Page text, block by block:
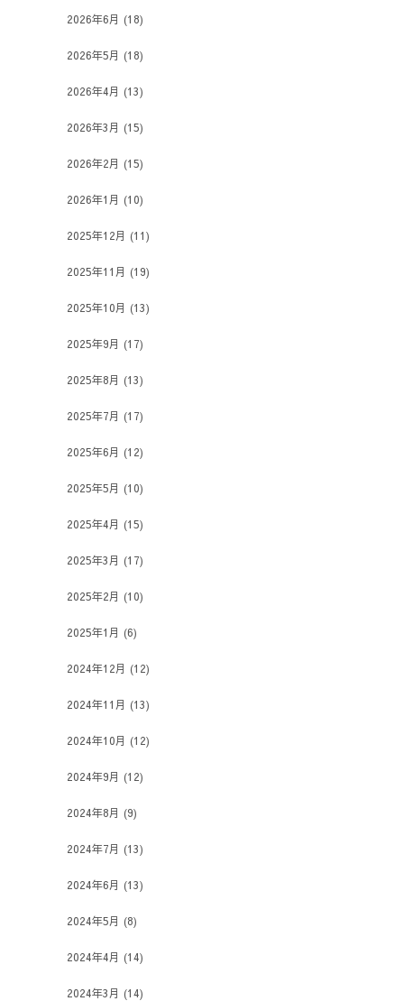
2026年6月 (18)
2026年5月 (18)
2026年4月 (13)
2026年3月 (15)
2026年2月 (15)
2026年1月 (10)
2025年12月 (11)
2025年11月 (19)
2025年10月 (13)
2025年9月 (17)
2025年8月 (13)
2025年7月 (17)
2025年6月 (12)
2025年5月 (10)
2025年4月 (15)
2025年3月 (17)
2025年2月 (10)
2025年1月 (6)
2024年12月 (12)
2024年11月 (13)
2024年10月 (12)
2024年9月 (12)
2024年8月 (9)
2024年7月 (13)
2024年6月 (13)
2024年5月 (8)
2024年4月 (14)
2024年3月 (14)